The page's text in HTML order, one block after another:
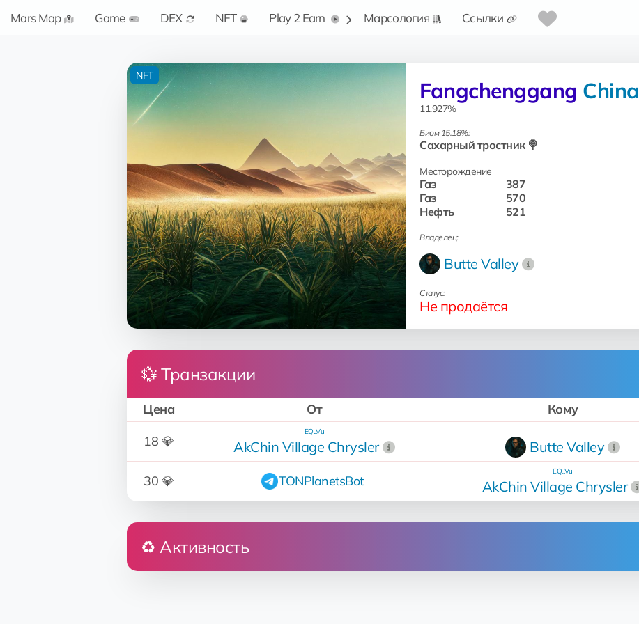
Mars Map Game DEX NFT Play 2 Earn Марсология Ссылки
Fangchenggang China
11.927%
Биом 15.18%:
Сахарный тростник 🍭
Месторождение
Газ
387
Газ
570
Нефть
521
Владелец:
Butte Valley
Статус:
Не продаётся
NFT
💱 Транзакции
Цена От Кому
18 💎
AkChin Village Chrysler
EQ...Vu
Butte Valley
30 💎 TONPlanetsBot AkChin Village Chrysler
EQ...Vu
♻️ Активность